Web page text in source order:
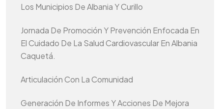
Los Municipios De Albania Y Curillo
Jornada De Promoción Y Prevención Enfocada En
El Cuidado De La Salud Cardiovascular En Albania
Caquetá.
Articulación Con La Comunidad
Generación De Informes Y Acciones De Mejora